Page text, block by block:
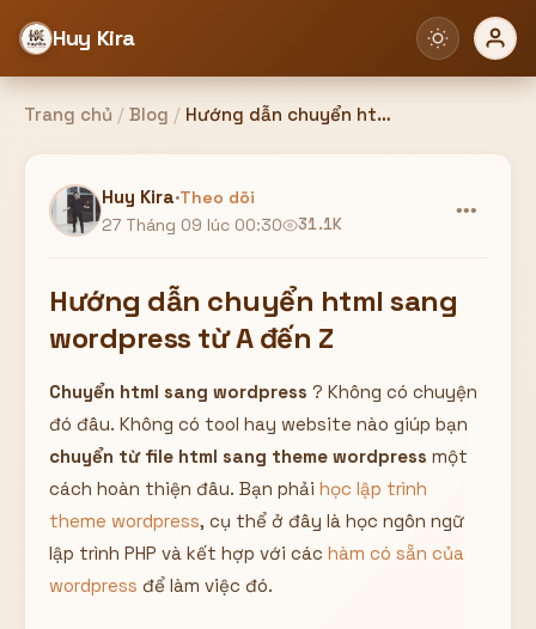
Huy Kira
ZALO ADMIN
0358949680
Đăng nhập
Hoặc
Email/Tên đăng nhập
Mật khẩu
Hiển thị
Nhớ tài khoản
Trang chủ / Blog / Hướng dẫn chuyển html sang wordpress từ A đến Z
Huy Kira·Theo dõi
27 Tháng 09 lúc 00:30
31.1K
•••
Hướng dẫn chuyển html sang
wordpress từ A đến Z
Chuyển html sang wordpress ? Không có chuyện
đó đâu. Không có tool hay website nào giúp bạn
chuyển từ file html sang theme wordpress một
cách hoàn thiện đâu. Bạn phải học lập trình
theme wordpress, cụ thể ở đây là học ngôn ngữ
lập trình PHP và kết hợp với các hàm có sẵn của
wordpress để làm việc đó.